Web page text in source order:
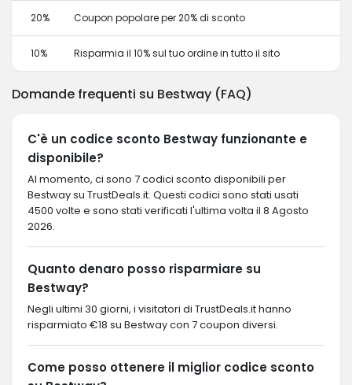
20% Coupon popolare per 20% di sconto
10% Risparmia il 10% sul tuo ordine in tutto il sito
Domande frequenti su Bestway (FAQ)
C'è un codice sconto Bestway funzionante e
disponibile?
Al momento, ci sono 7 codici sconto disponibili per
Bestway su TrustDeals.it. Questi codici sono stati usati
4500 volte e sono stati verificati l'ultima volta il 8 Agosto
2026.
Quanto denaro posso risparmiare su
Bestway?
Negli ultimi 30 giorni, i visitatori di TrustDeals.it hanno
risparmiato €18 su Bestway con 7 coupon diversi.
Come posso ottenere il miglior codice sconto